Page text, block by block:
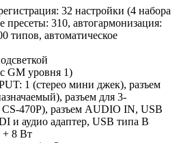
32 настройки (4 набора
пресеты: 310, автогармонизация:
типов, автоматическое
GM уровня 1)
1 (стерео мини джек), разъем
разъем для 3-
CS-470P), разъем AUDIO IN, USB
и аудио адаптер, USB типа B
+ 8 Вт